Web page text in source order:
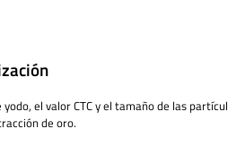
el valor CTC y el tamaño de las
de oro.